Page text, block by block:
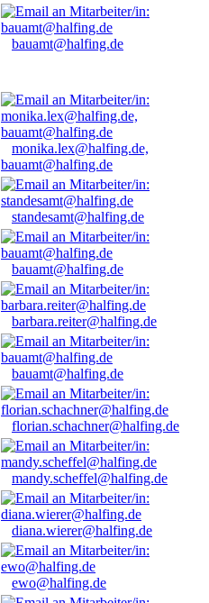
bauamt@halfing.de
monika.lex@halfing.de,
bauamt@halfing.de
standesamt@halfing.de
bauamt@halfing.de
barbara.reiter@halfing.de
bauamt@halfing.de
florian.schachner@halfing.de
mandy.scheffel@halfing.de
diana.wierer@halfing.de
ewo@halfing.de